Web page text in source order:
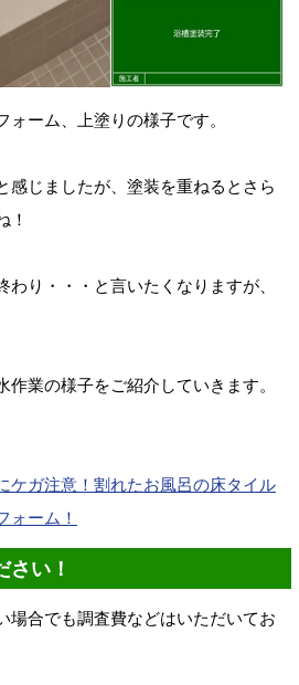
ーム、上塗りの様子です。
感じましたが、塗装を重ねるとさら
！
わり・・・と言いたくなりますが、
作業の様子をご紹介していきます。
ケガ注意！割れたお風呂の床タイル
ォーム！
さい！
場合でも調査費などはいただいてお